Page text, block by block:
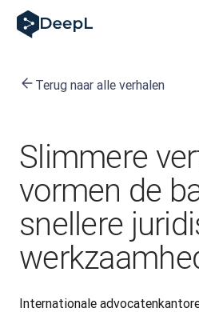
DeepL voor AI-agenten
DeepL Translation Flow:
Maak kennis met Translation
Van hoogwaardige
Building an instantly accessible
Terug naar alle verhalen
Slimmere
vormen de
snellere
Internationale